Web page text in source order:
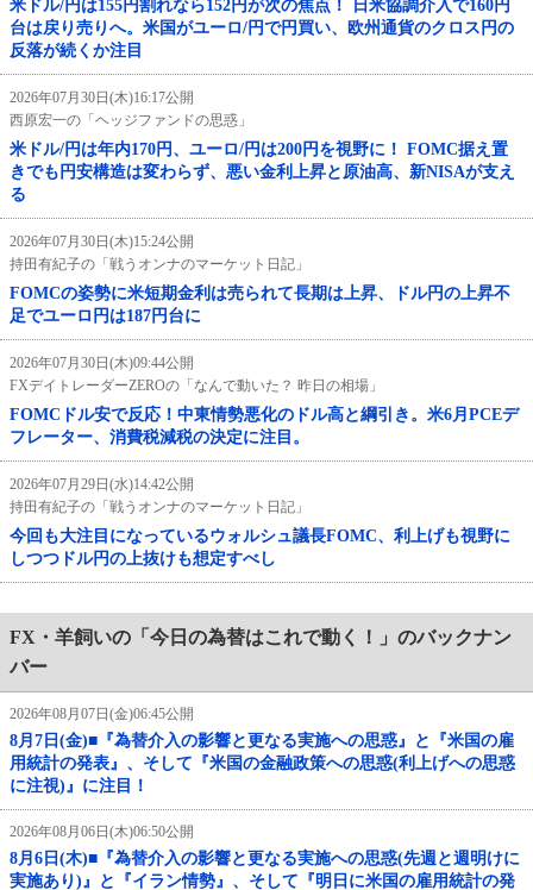
米ドル/円は155円割れなら152円が次の焦点！ 日米協調介入で160円
台は戻り売りへ。米国がユーロ/円で円買い、欧州通貨のクロス円の
反落が続くか注目
2026年07月30日(木)16:17公開
西原宏一の「ヘッジファンドの思惑」
米ドル/円は年内170円、ユーロ/円は200円を視野に！ FOMC据え置
きでも円安構造は変わらず、悪い金利上昇と原油高、新NISAが支え
る
2026年07月30日(木)15:24公開
持田有紀子の「戦うオンナのマーケット日記」
FOMCの姿勢に米短期金利は売られて長期は上昇、ドル円の上昇不
足でユーロ円は187円台に
2026年07月30日(木)09:44公開
FXデイトレーダーZEROの「なんで動いた？ 昨日の相場」
FOMCドル安で反応！中東情勢悪化のドル高と綱引き。米6月PCEデ
フレーター、消費税減税の決定に注目。
2026年07月29日(水)14:42公開
持田有紀子の「戦うオンナのマーケット日記」
今回も大注目になっているウォルシュ議長FOMC、利上げも視野に
しつつドル円の上抜けも想定すべし
FX・羊飼いの「今日の為替はこれで動く！」のバックナン
バー
2026年08月07日(金)06:45公開
8月7日(金)■『為替介入の影響と更なる実施への思惑』と『米国の雇
用統計の発表』、そして『米国の金融政策への思惑(利上げへの思惑
に注視)』に注目！
2026年08月06日(木)06:50公開
8月6日(木)■『為替介入の影響と更なる実施への思惑(先週と週明けに
実施あり)』と『イラン情勢』、そして『明日に米国の雇用統計の発